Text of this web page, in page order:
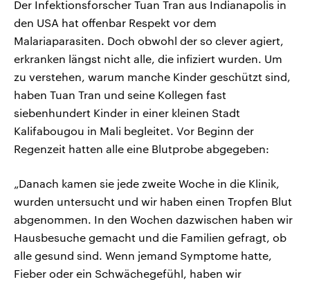
Der Infektionsforscher Tuan Tran aus Indianapolis in
den USA hat offenbar Respekt vor dem
Malariaparasiten. Doch obwohl der so clever agiert,
erkranken längst nicht alle, die infiziert wurden. Um
zu verstehen, warum manche Kinder geschützt sind,
haben Tuan Tran und seine Kollegen fast
siebenhundert Kinder in einer kleinen Stadt
Kalifabougou in Mali begleitet. Vor Beginn der
Regenzeit hatten alle eine Blutprobe abgegeben:
„Danach kamen sie jede zweite Woche in die Klinik,
wurden untersucht und wir haben einen Tropfen Blut
abgenommen. In den Wochen dazwischen haben wir
Hausbesuche gemacht und die Familien gefragt, ob
alle gesund sind. Wenn jemand Symptome hatte,
Fieber oder ein Schwächegefühl, haben wir